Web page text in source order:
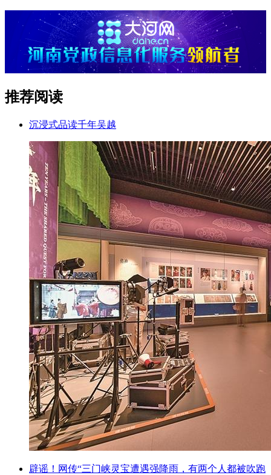
推荐阅读
沉浸式品读千年吴越
辟谣！网传“三门峡灵宝遭遇强降雨，有两个人都被吹跑